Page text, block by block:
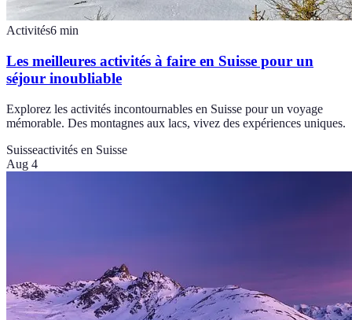
Activités6 min
Les meilleures activités à faire en Suisse pour un
séjour inoubliable
Explorez les activités incontournables en Suisse pour un voyage
mémorable. Des montagnes aux lacs, vivez des expériences uniques.
Suisseactivités en Suisse
Aug 4